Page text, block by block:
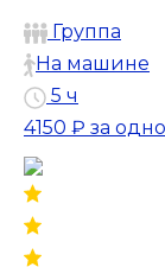
Группа
На машине
5 ч
4150 ₽ за